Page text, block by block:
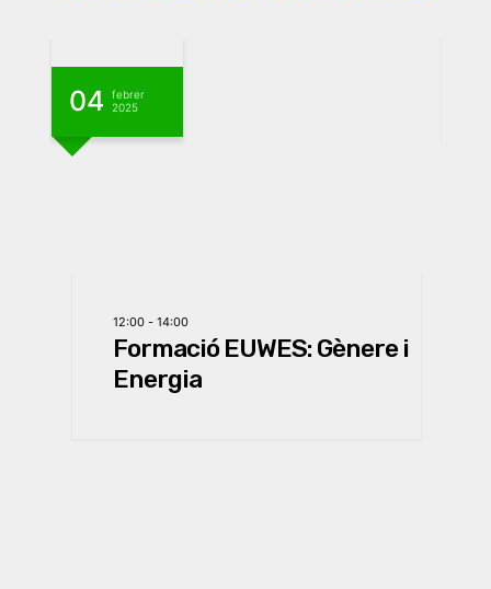
04
febrer
2025
12:00- 14:00
Formació EUWES: Gènere i
Energia